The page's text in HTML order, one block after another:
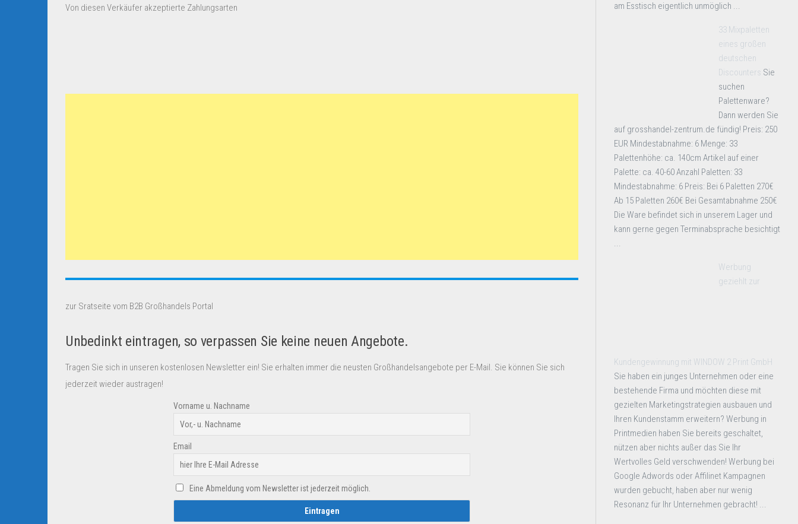
Von diesen Verkäufer akzeptierte Zahlungsarten
zur Sratseite vom B2B Großhandels Portal
Unbedinkt eintragen, so verpassen Sie keine neuen Angebote.
Tragen Sie sich in unseren kostenlosen Newsletter ein! Sie erhalten immer die neusten Großhandelsangebote per E-Mail. Sie können Sie sich
jederzeit wieder austragen!
Vorname u. Nachname
Email
Eine Abmeldung vom Newsletter ist jederzeit möglich.
am Esstisch eigentlich unmöglich ...
33 Mixpaletten
eines großen
deutschen
Discounters Sie
suchen
Palettenware?
Dann werden Sie
auf grosshandel-zentrum.de fündig! Preis: 250
EUR Mindestabnahme: 6 Menge: 33
Palettenhöhe: ca. 140cm Artikel auf einer
Palette: ca. 40-60 Anzahl Paletten: 33
Mindestabnahme: 6 Preis: Bei 6 Paletten 270€
Ab 15 Paletten 260€ Bei Gesamtabnahme 250€
Die Ware befindet sich in unserem Lager und
kann gerne gegen Terminabsprache besichtigt
...
Werbung
geziehlt zur
Kundengewinnung mit WINDOW 2 Print GmbH
Sie haben ein junges Unternehmen oder eine
bestehende Firma und möchten diese mit
gezielten Marketingstrategien ausbauen und
Ihren Kundenstamm erweitern? Werbung in
Printmedien haben Sie bereits geschaltet,
nützen aber nichts außer das Sie Ihr
Wertvolles Geld verschwenden! Werbung bei
Google Adwords oder Affilinet Kampagnen
wurden gebucht, haben aber nur wenig
Resonanz für Ihr Unternehmen gebracht! ...